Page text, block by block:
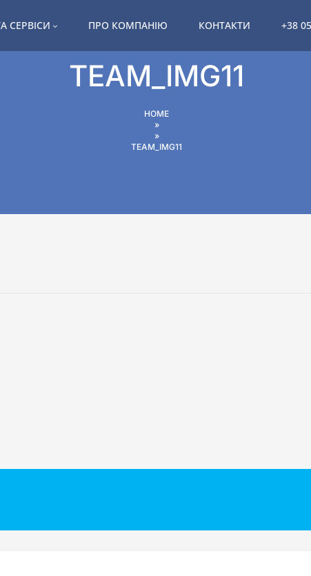
СЕРВІСИ ПРО КОМПАНІЮ КОНТАКТИ +38
TEAM_IMG11
HOME
»
»
TEAM_IMG11